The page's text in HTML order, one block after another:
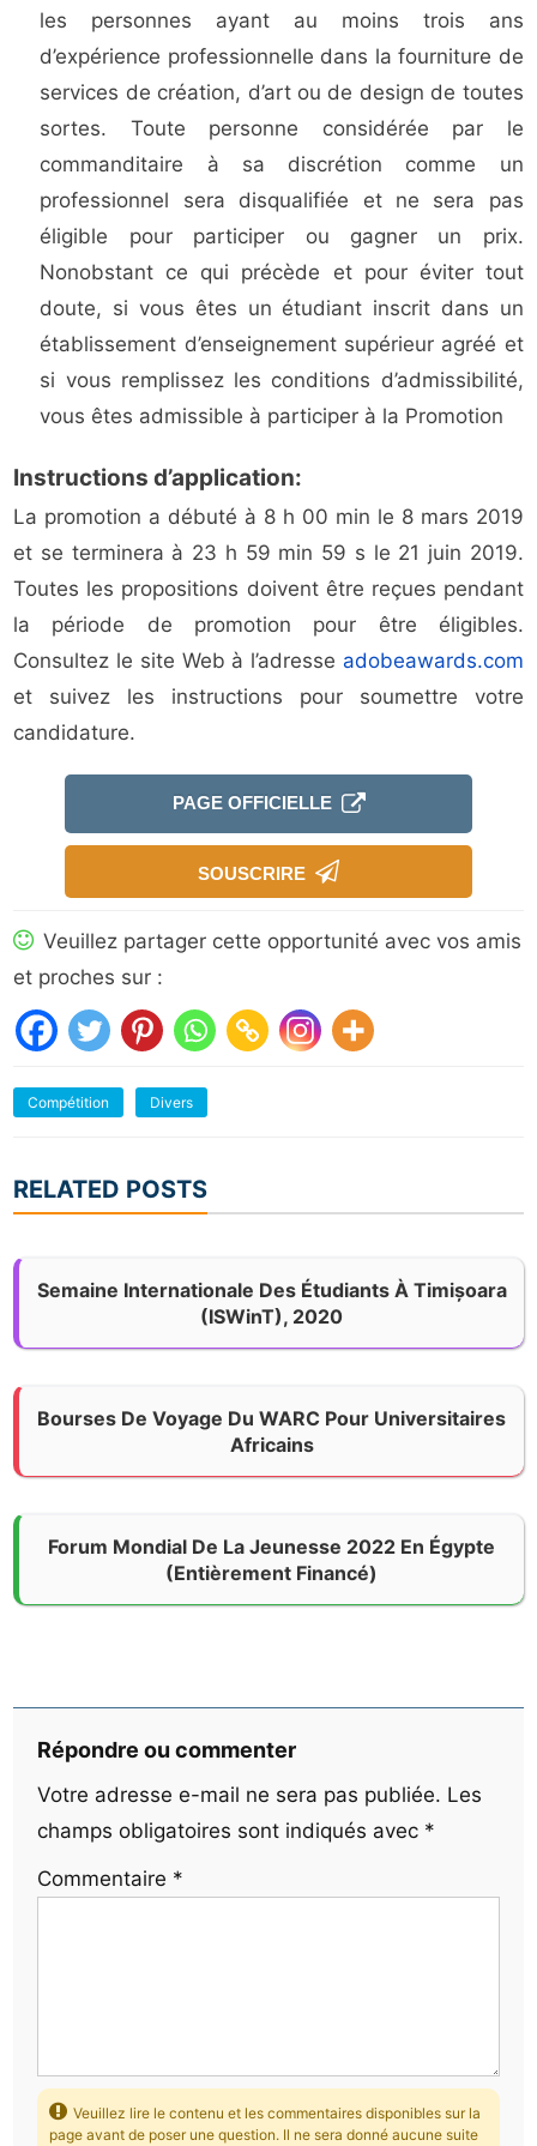
les personnes ayant au moins trois ans
d’expérience professionnelle dans la fourniture de
services de création, d’art ou de design de toutes
sortes. Toute personne considérée par le
commanditaire à sa discrétion comme un
professionnel sera disqualifiée et ne sera pas
éligible pour participer ou gagner un prix.
Nonobstant ce qui précède et pour éviter tout
doute, si vous êtes un étudiant inscrit dans un
établissement d’enseignement supérieur agréé et
si vous remplissez les conditions d’admissibilité,
vous êtes admissible à participer à la Promotion
Instructions d’application:
La promotion a débuté à 8 h 00 min le 8 mars 2019
et se terminera à 23 h 59 min 59 s le 21 juin 2019.
Toutes les propositions doivent être reçues pendant
la période de promotion pour être éligibles.
Consultez le site Web à l’adresse adobeawards.com
et suivez les instructions pour soumettre votre
candidature.
PAGE OFFICIELLE
SOUSCRIRE
Veuillez partager cette opportunité avec vos amis
et proches sur :
Compétition Divers
RELATED POSTS
Semaine Internationale Des Étudiants À Timișoara
(ISWinT), 2020
Bourses De Voyage Du WARC Pour Universitaires
Africains
Forum Mondial De La Jeunesse 2022 En Égypte
(entièrement Financé)
Répondre ou commenter
Votre adresse e-mail ne sera pas publiée. Les
champs obligatoires sont indiqués avec *
Commentaire *
Veuillez lire le contenu et les commentaires disponibles sur la
page avant de poser une question. Il ne sera donné aucune suite